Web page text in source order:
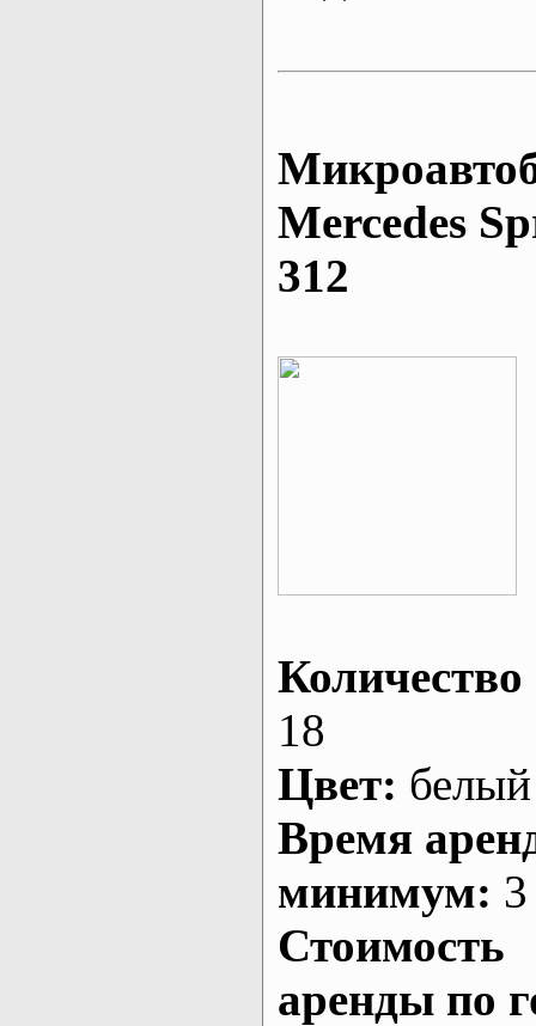
Mеrcedes
312
Количество
18
Цвет: белый
Время
минимум:
Стоимость
аренды по